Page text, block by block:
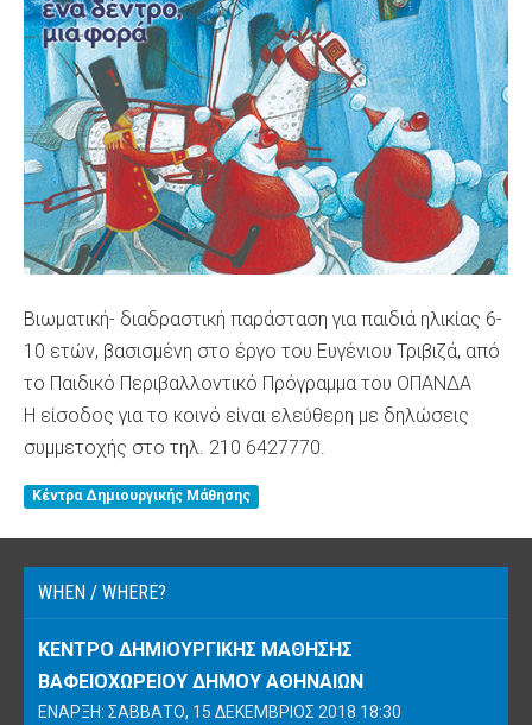
Βιωματική- διαδραστική παράσταση για παιδιά ηλικίας 6-
10 ετών, βασισμένη στο έργο του Ευγένιου Τριβιζά, από
το Παιδικό Περιβαλλοντικό Πρόγραμμα του ΟΠΑΝΔΑ
Η είσοδος για το κοινό είναι ελεύθερη με δηλώσεις
συμμετοχής στο τηλ. 210 6427770.
Κέντρα Δημιουργικής Μάθησης
WHEN / WHERE?
ΚΈΝΤΡΟ ΔΗΜΙΟΥΡΓΙΚΉΣ ΜΆΘΗΣΗΣ
ΒΑΦΕΙΟΧΩΡΕΊΟΥ ΔΉΜΟΥ ΑΘΗΝΑΊΩΝ
ΈΝΑΡΞΗ: ΣΆΒΒΑΤΟ, 15 ΔΕΚΈΜΒΡΙΟΣ 2018 18:30